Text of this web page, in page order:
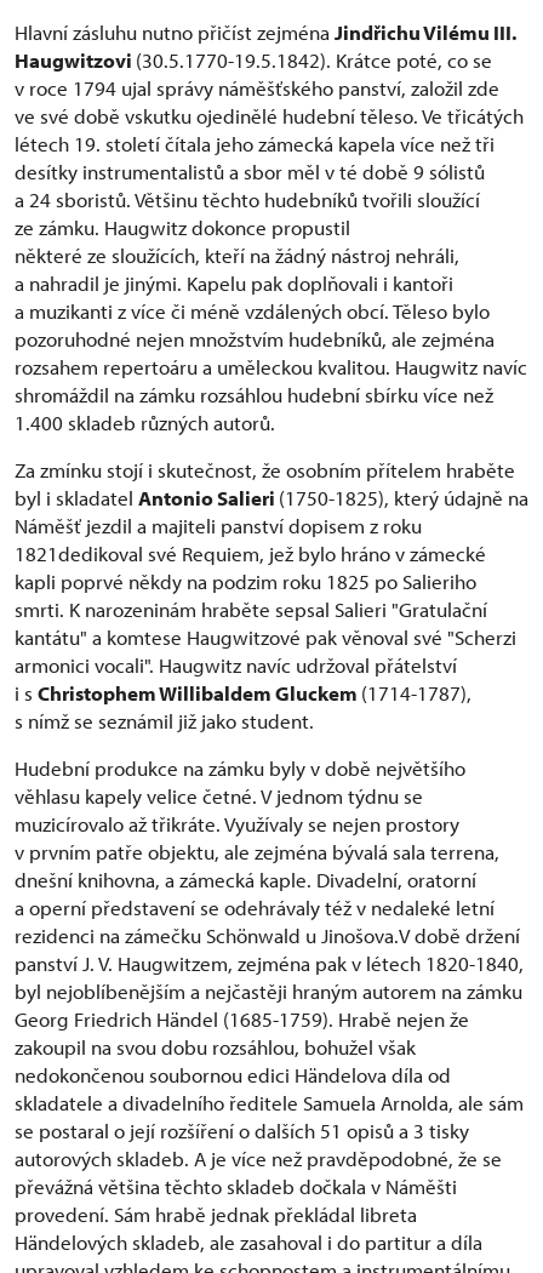
Hlavní zásluhu nutno přičíst zejména Jindřichu Vilému III.
Haugwitzovi (30.5.1770-19.5.1842). Krátce poté, co se
v roce 1794 ujal správy náměšťského panství, založil zde
ve své době vskutku ojedinělé hudební těleso. Ve třicátých
létech 19. století čítala jeho zámecká kapela více než tři
desítky instrumentalistů a sbor měl v té době 9 sólistů
a 24 sboristů. Většinu těchto hudebníků tvořili sloužící
ze zámku. Haugwitz dokonce propustil
některé ze sloužících, kteří na žádný nástroj nehráli,
a nahradil je jinými. Kapelu pak doplňovali i kantoři
a muzikanti z více či méně vzdálených obcí. Těleso bylo
pozoruhodné nejen množstvím hudebníků, ale zejména
rozsahem repertoáru a uměleckou kvalitou. Haugwitz navíc
shromáždil na zámku rozsáhlou hudební sbírku více než
1.400 skladeb různých autorů.
Za zmínku stojí i skutečnost, že osobním přítelem hraběte
byl i skladatel Antonio Salieri (1750-1825), který údajně na
Náměšť jezdil a majiteli panství dopisem z roku
1821dedikoval své Requiem, jež bylo hráno v zámecké
kapli poprvé někdy na podzim roku 1825 po Salieriho
smrti. K narozeninám hraběte sepsal Salieri "Gratulační
kantátu" a komtese Haugwitzové pak věnoval své "Scherzi
armonici vocali". Haugwitz navíc udržoval přátelství
i s Christophem Willibaldem Gluckem (1714-1787),
s nímž se seznámil již jako student.
Hudební produkce na zámku byly v době největšího
věhlasu kapely velice četné. V jednom týdnu se
muzicírovalo až třikráte. Využívaly se nejen prostory
v prvním patře objektu, ale zejména bývalá sala terrena,
dnešní knihovna, a zámecká kaple. Divadelní, oratorní
a operní představení se odehrávaly též v nedaleké letní
rezidenci na zámečku Schönwald u Jinošova.V době držení
panství J. V. Haugwitzem, zejména pak v létech 1820-1840,
byl nejoblíbenějším a nejčastěji hraným autorem na zámku
Georg Friedrich Händel (1685-1759). Hrabě nejen že
zakoupil na svou dobu rozsáhlou, bohužel však
nedokončenou soubornou edici Händelova díla od
skladatele a divadelního ředitele Samuela Arnolda, ale sám
se postaral o její rozšíření o dalších 51 opisů a 3 tisky
autorových skladeb. A je více než pravděpodobné, že se
převážná většina těchto skladeb dočkala v Náměšti
provedení. Sám hrabě jednak překládal libreta
Händelových skladeb, ale zasahoval i do partitur a díla